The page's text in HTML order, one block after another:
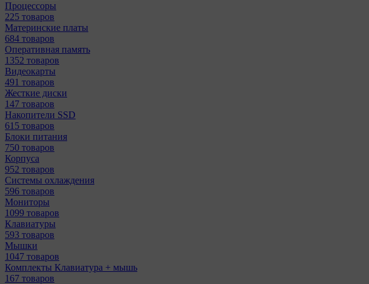
Процессоры
225 товаров
Материнcкие платы
684 товаров
Оперативная память
1352 товаров
Видеокарты
491 товаров
Жесткие диски
147 товаров
Накопители SSD
615 товаров
Блоки питания
750 товаров
Корпуса
952 товаров
Системы охлаждения
596 товаров
Мониторы
1099 товаров
Клавиатуры
593 товаров
Мышки
1047 товаров
Комплекты Клавиатура + мышь
167 товаров